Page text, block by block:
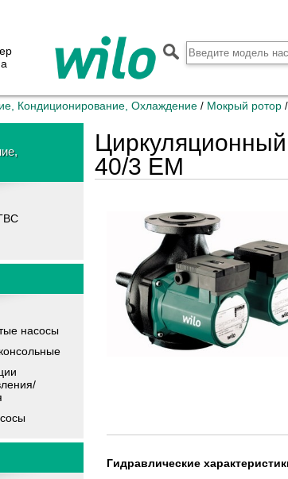
Кондиционирование, Охлаждение / Мокрый ротор /
насосы
40/3 EM
Гидравлические